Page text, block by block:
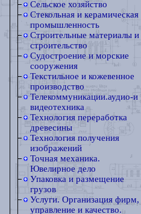
Сельское хозяйство
Стекольная и керамическая
промышленность
Строительные материалы и
строительство
Судостроение и морские
сооружения
Текстильное и кожевенное
производство
Телекоммуникации.аудио-и
видеотехника
Технология переработка
древесины
Технология получения
изображений
Точная механика.
Ювелирное дело
Упаковка и размещение
грузов
Услуги. Организация фирм,
управление и качество.